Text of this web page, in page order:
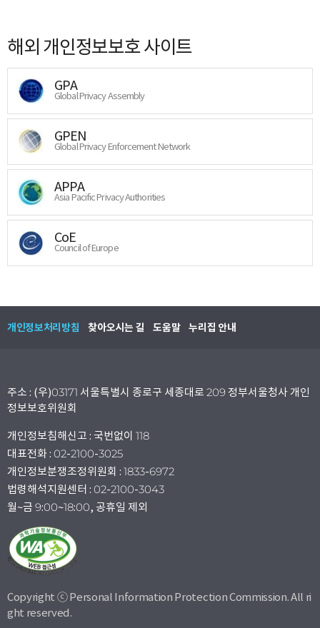
해외 개인정보보호 사이트
GPA
Global Privacy Assembly
GPEN
Global Privacy Enforcement Network
APPA
Asia Pacific Privacy Authorities
CoE
Council of Europe
개인정보처리방침 찾아오시는 길 도움말 누리집 안내
주소 : (우)03171 서울특별시 종로구 세종대로 209 정부서울청사 개인
정보보호위원회
개인정보침해신고 : 국번없이 118
대표전화 : 02-2100-3025
개인정보분쟁조정위원회 : 1833-6972
법령해석지원센터 : 02-2100-3043
월~금 9:00~18:00, 공휴일 제외
Copyright ⓒ Personal Information Protection Commission. All ri
ght reserved.